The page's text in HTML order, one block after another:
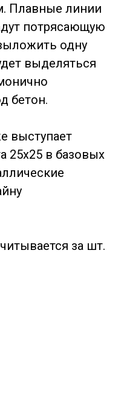
Плавные линии
потрясающую
одну
выделяться
бетон.
выступает
25х25 в базовых
за шт.